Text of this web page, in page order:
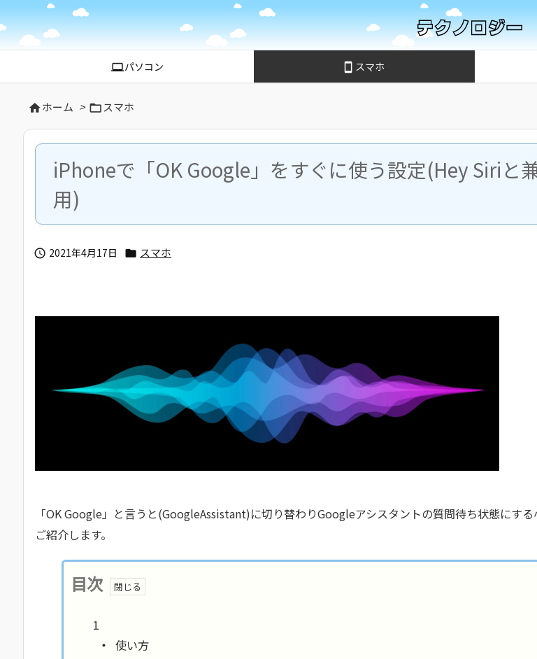
computerパソコン smartphone スマホ
ホーム >  スマホ
iPhoneで「OK Google」をすぐに使う設定(Hey Siriと
用)
 2021年4月17日  スマホ
「OK Google」と言うと(GoogleAssistant)に切り替わりGoogleアシスタントの質問待ち状態にする
ご紹介します。
目次
使い方